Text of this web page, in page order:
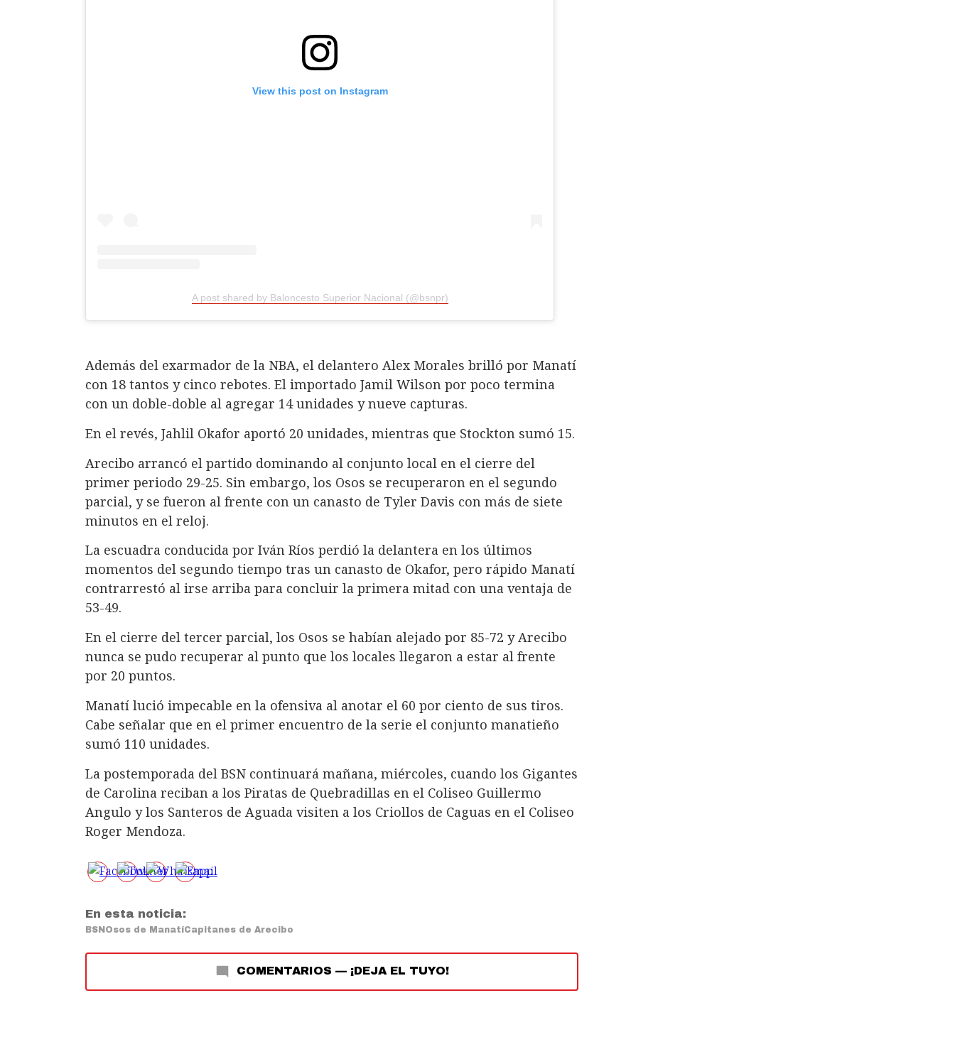
View this post on Instagram
A post shared by Baloncesto Superior Nacional (@bsnpr)
Además del exarmador de la NBA, el delantero Alex Morales brilló por Manatí
con 18 tantos y cinco rebotes. El importado Jamil Wilson por poco termina
con un doble-doble al agregar 14 unidades y nueve capturas.
En el revés, Jahlil Okafor aportó 20 unidades, mientras que Stockton sumó 15.
Arecibo arrancó el partido dominando al conjunto local en el cierre del
primer periodo 29-25. Sin embargo, los Osos se recuperaron en el segundo
parcial, y se fueron al frente con un canasto de Tyler Davis con más de siete
minutos en el reloj.
La escuadra conducida por Iván Ríos perdió la delantera en los últimos
momentos del segundo tiempo tras un canasto de Okafor, pero rápido Manatí
contrarrestó al irse arriba para concluir la primera mitad con una ventaja de
53-49.
En el cierre del tercer parcial, los Osos se habían alejado por 85-72 y Arecibo
nunca se pudo recuperar al punto que los locales llegaron a estar al frente
por 20 puntos.
Manatí lució impecable en la ofensiva al anotar el 60 por ciento de sus tiros.
Cabe señalar que en el primer encuentro de la serie el conjunto manatieño
sumó 110 unidades.
La postemporada del BSN continuará mañana, miércoles, cuando los Gigantes
de Carolina reciban a los Piratas de Quebradillas en el Coliseo Guillermo
Angulo y los Santeros de Aguada visiten a los Criollos de Caguas en el Coliseo
Roger Mendoza.
En esta noticia:
BSNOsos de ManatíCapitanes de Arecibo
COMENTARIOS — ¡DEJA EL TUYO!